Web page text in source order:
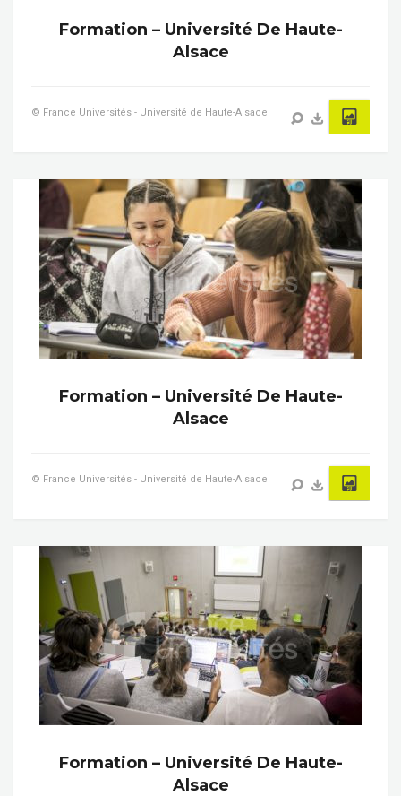
Formation – Université De Haute-
Alsace
© France Universités - Université de Haute-Alsace
Formation – Université De Haute-
Alsace
© France Universités - Université de Haute-Alsace
Formation – Université De Haute-
Alsace